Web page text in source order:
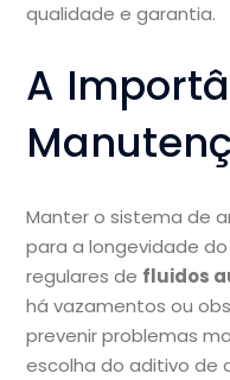
qualidade e garantia.
A
Manter o sistema de
para a longevidade
regulares de fluidos
há vazamentos ou
prevenir problemas
escolha do aditivo de